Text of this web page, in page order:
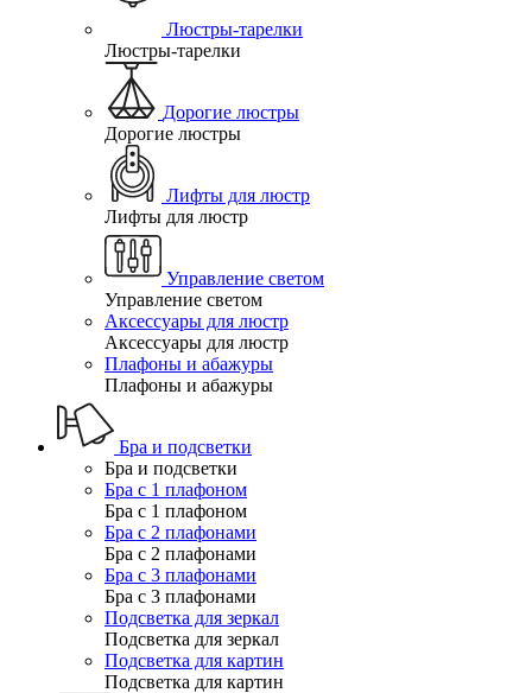
Люстры-тарелки
Люстры-тарелки
Дорогие люстры
Дорогие люстры
Лифты для люстр
Лифты для люстр
Управление светом
Управление светом
Аксессуары для люстр
Аксессуары для люстр
Плафоны и абажуры
Плафоны и абажуры
Бра и подсветки
Бра и подсветки
Бра с 1 плафоном
Бра с 1 плафоном
Бра с 2 плафонами
Бра с 2 плафонами
Бра с 3 плафонами
Бра с 3 плафонами
Подсветка для зеркал
Подсветка для зеркал
Подсветка для картин
Подсветка для картин